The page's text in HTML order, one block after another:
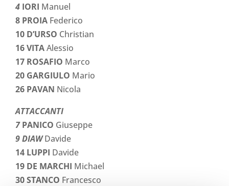
4 IORI Manuel
8 PROIA Federico
10 D’URSO Christian
16 VITAAlessio
17 ROSAFIO Marco
20 GARGIULO Mario
26 PAVAN Nicola
ATTACCANTI
7PANICO Giuseppe
9 DIAWDavide
14 LUPPI Davide
19 DE MARCHI Michael
30 STANCO Francesco